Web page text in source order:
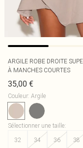
ARGILE ROBE DROITE
À MANCHES COURTES
35,00 €
Couleur: Argile
Sélectionner une taille:
32
34 36 38